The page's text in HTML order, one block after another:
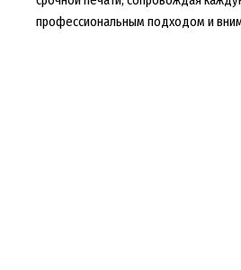
профессиональным подходом и